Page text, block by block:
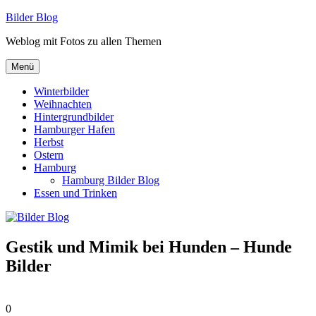
Zum
springen
Bilder Blog
Weblog mit Fotos zu allen Themen
Menü
Winterbilder
Weihnachten
Hintergrundbilder
Hamburger Hafen
Herbst
Ostern
Hamburg
Hamburg Bilder Blog
Essen und Trinken
Gestik und Mimik bei Hunden – Hunde
Bilder
0